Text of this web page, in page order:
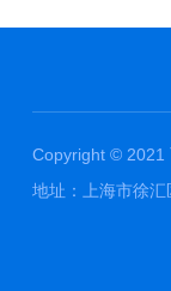
Copyright ©
地址：上海市徐